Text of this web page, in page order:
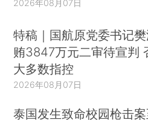
2026年08月07日
特稿｜国航原党委书记
贿3847万元二审待宣判
大多数指控
2026年08月07日
泰国发生致命校园枪击